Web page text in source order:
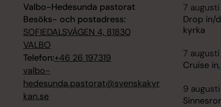
Valbo-Hedesunda pastorat
Besöks- och postadress:
SOFIEDALSVÄGEN 4, 81830
VALBO
Telefon:+46 26 197319
valbo-
hedesunda.pastorat@svenskakyr
kan.se
7 augusti
Drop in/
kyrka
7 augusti
Cruise
9